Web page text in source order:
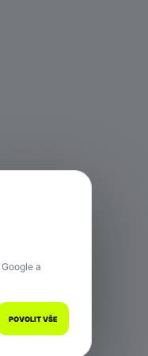
a
POVOLIT VŠE